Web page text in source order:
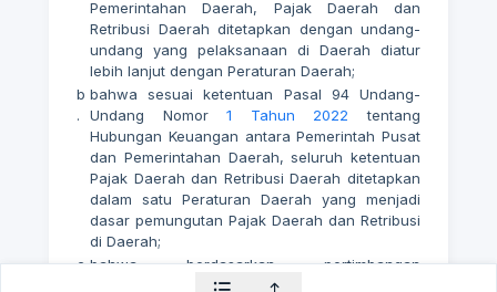
Pemerintahan Daerah, Pajak Daerah dan
Retribusi Daerah ditetapkan dengan undang-
undang yang pelaksanaan di Daerah diatur
lebih lanjut dengan Peraturan Daerah;
b
.
bahwa sesuai ketentuan Pasal 94 Undang-
Undang Nomor1 Tahun 2022 tentang
Hubungan Keuangan antara Pemerintah Pusat
dan Pemerintahan Daerah, seluruh ketentuan
Pajak Daerah dan Retribusi Daerah ditetapkan
dalam satu Peraturan Daerah yang menjadi
dasar pemungutan Pajak Daerah dan Retribusi
di Daerah;
c bahwa berdasarkan pertimbangan
sebagaimana dimaksud dalam huruf a dan